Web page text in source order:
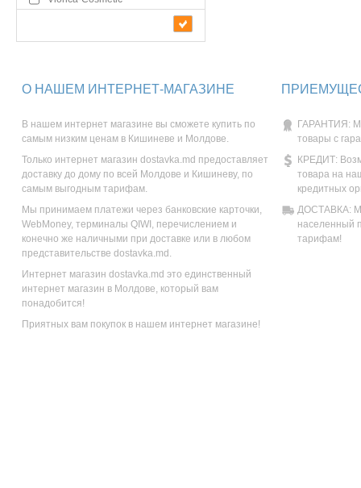
О НАШЕМ ИНТЕРНЕТ-МАГАЗИНЕ
В нашем интернет магазине вы сможете купить по
самым низким ценам в Кишиневе и Молдове.
Только интернет магазин dostavka.md предоставляет
доставку до дому по всей Молдове и Кишиневу, по
самым выгодным тарифам.
Мы принимаем платежи через банковские карточки,
WebMoney, терминалы QIWI, перечислением и
конечно же наличными при доставке или в любом
представительстве dostavka.md.
Интернет магазин dostavka.md это единственный
интернет магазин в Молдове, который вам
понадобится!
Приятных вам покупок в нашем интернет магазине!
ГАРАНТИЯ:
товары с
КРЕДИТ:
товара на
кредитных
ДОСТАВКА:
населенный
тарифам!